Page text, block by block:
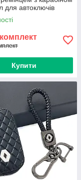
для автоключів
Купити